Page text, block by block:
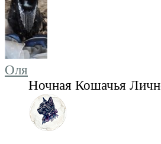
Оля
Ночная Кошачья